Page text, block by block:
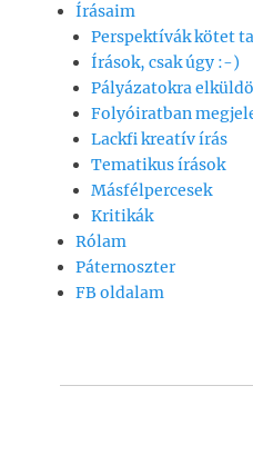
Írásaim
Perspektívák kötet
Írások, csak úgy :-)
Pályázatokra
Folyóiratban
Lackfi kreatív írás
Tematikus írások
Másfélpercesek
Kritikák
Rólam
Páternoszter
FB oldalam